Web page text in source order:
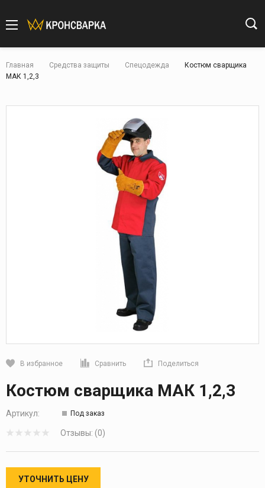
Главная Средства защиты Спецодежда
Костюм сварщика
МАК 1,2,3
В избранное Сравнить Поделиться
Кликните, чтобы скопировать прямую ссылку
Костюм сварщика МАК 1,2,3
Артикул: Под заказ
Отзывы: (0)
УТОЧНИТЬ ЦЕНУ